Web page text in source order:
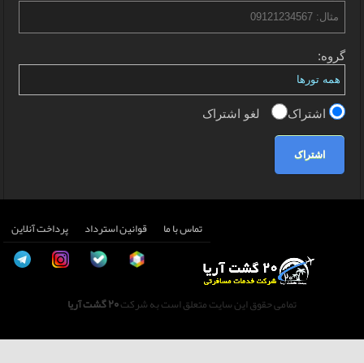
گروه:
اشتراک لغو اشتراک
اشتراک
تماس با ما قوانین استرداد پرداخت آنلاین
تمامی حقوق این سایت متعلق است به شرکت20 گشت آریا